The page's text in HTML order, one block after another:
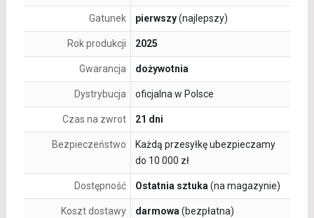
Gatunek pierwszy(najlepszy)
Rok produkcji 2025
Gwarancja dożywotnia
Dystrybucja oficjalna w Polsce
Czas na zwrot 21 dni
Bezpieczeństwo
Każdą przesyłkę ubezpieczamy
do 10 000 zł
Dostępność Ostatnia sztuka (na magazynie)
Koszt dostawy darmowa (bezpłatna)